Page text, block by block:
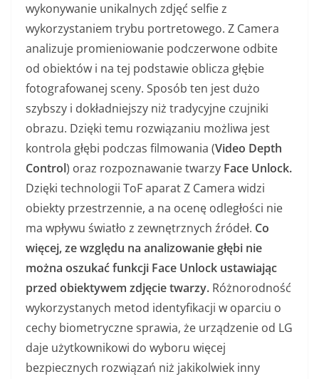
wykonywanie unikalnych zdjęć selfie z
wykorzystaniem trybu portretowego. Z Camera
analizuje promieniowanie podczerwone odbite
od obiektów i na tej podstawie oblicza głębie
fotografowanej sceny. Sposób ten jest dużo
szybszy i dokładniejszy niż tradycyjne czujniki
obrazu. Dzięki temu rozwiązaniu możliwa jest
kontrola głębi podczas filmowania (Video Depth
Control) oraz rozpoznawanie twarzy Face Unlock.
Dzięki technologii ToF aparat Z Camera widzi
obiekty przestrzennie, a na ocenę odległości nie
ma wpływu światło z zewnętrznych źródeł. Co
więcej, ze względu na analizowanie głębi nie
można oszukać funkcji Face Unlock ustawiając
przed obiektywem zdjęcie twarzy. Różnorodność
wykorzystanych metod identyfikacji w oparciu o
cechy biometryczne sprawia, że urządzenie od LG
daje użytkownikowi do wyboru więcej
bezpiecznych rozwiązań niż jakikolwiek inny